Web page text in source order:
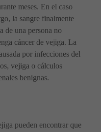
meses. En el caso
la sangre finalmente
de una persona no
cáncer de vejiga. La
por infecciones del
vejiga o cálculos
benignas.
pueden encontrar que